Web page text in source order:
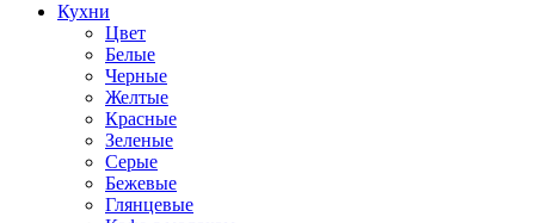
Кухни
Цвет
Белые
Черные
Желтые
Красные
Зеленые
Серые
Бежевые
Глянцевые